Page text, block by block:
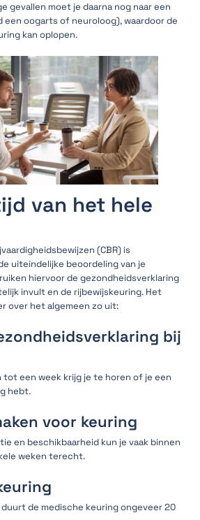
gevallen moet je daarna nog naar een
oogarts of neuroloog), waardoor de
kan oplopen.
van het hele
(CBR) is
uiteindelijke beoordeling van je
hiervoor de gezondheidsverklaring
invult en de rijbewijskeuring. Het
over het algemeen zo uit:
bij
tot een week krijg je te horen of je een
hebt.
voor keuring
en beschikbaarheid kun je vaak binnen
weken terecht.
de medische keuring ongeveer 20